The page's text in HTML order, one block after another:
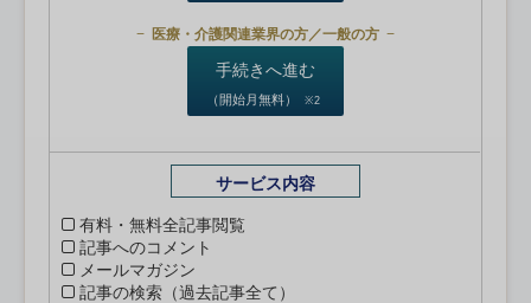
医療・介護関連業界の方／一般の方
手続きへ進む
（開始月無料） ※2
サービス内容
有料・無料全記事閲覧
記事へのコメント
メールマガジン
記事の検索（過去記事全て）